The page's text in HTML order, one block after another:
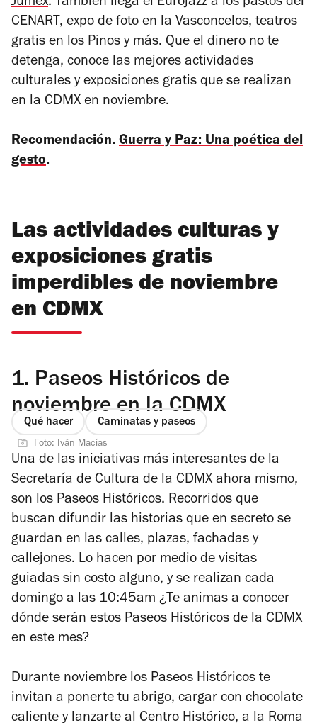
CENART, expo de foto en la Vasconcelos, teatros
gratis en los Pinos y más. Que el dinero no te
detenga, conoce las mejores actividades
culturales y exposiciones gratis que se realizan
en la CDMX en noviembre.
Recomendación. Guerra y Paz: Una poética del
gesto.
Las actividades culturas y
exposiciones gratis
imperdibles de noviembre
en CDMX
1. Paseos Históricos de
noviembre en la CDMX
Qué hacer Caminatas y paseos
Foto: Iván Macías
Una de las iniciativas más interesantes de la
Secretaría de Cultura de la CDMX ahora mismo,
son los Paseos Históricos. Recorridos que
buscan difundir las historias que en secreto se
guardan en las calles, plazas, fachadas y
callejones. Lo hacen por medio de visitas
guiadas sin costo alguno, y se realizan cada
domingo a las 10:45am ¿Te animas a conocer
dónde serán estos Paseos Históricos de la CDMX
en este mes?
Durante noviembre los Paseos Históricos te
invitan a ponerte tu abrigo, cargar con chocolate
caliente y lanzarte al Centro Histórico, a la Roma